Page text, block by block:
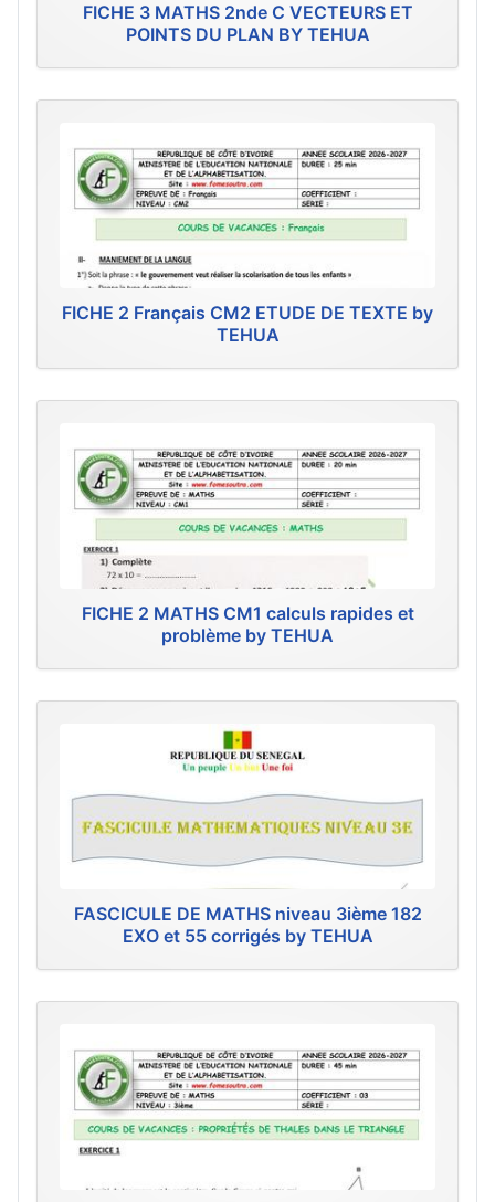
FICHE 3 MATHS 2nde C VECTEURS ET
POINTS DU PLAN BY TEHUA
FICHE 2 Français CM2 ETUDE DE TEXTE by
TEHUA
FICHE 2 MATHS CM1 calculs rapides et
problème by TEHUA
FASCICULE DE MATHS niveau 3ième 182
EXO et 55 corrigés by TEHUA